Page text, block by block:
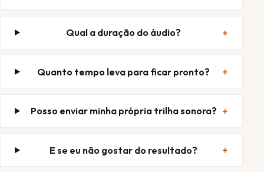
Qual a duração do áudio?
Quanto tempo leva para ficar pronto?
Posso enviar minha própria trilha sonora?
E se eu não gostar do resultado?